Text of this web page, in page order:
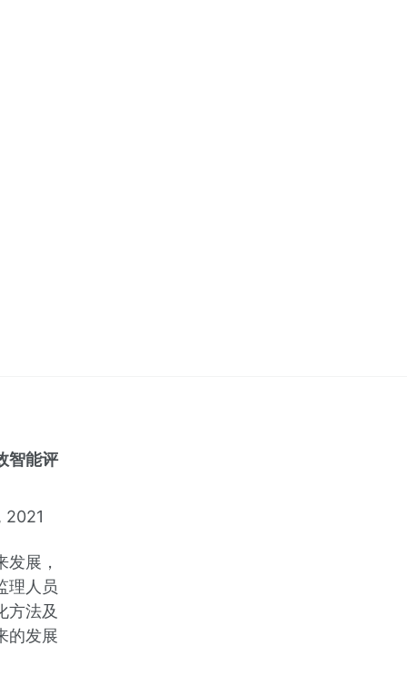
智能评
2021
展，
理人员
方法及
的发展